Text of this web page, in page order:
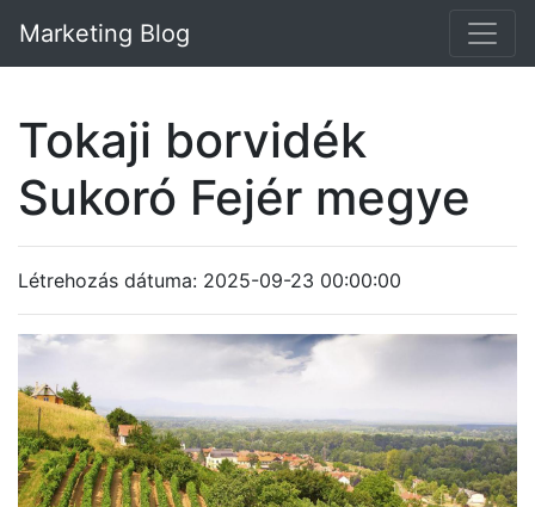
Marketing Blog
Tokaji borvidék
Sukoró Fejér megye
Létrehozás dátuma: 2025-09-23 00:00:00